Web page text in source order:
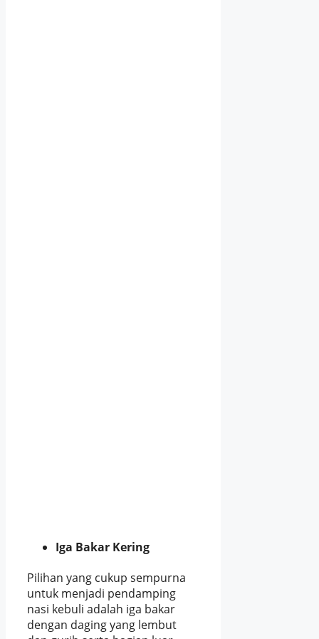
Iga Bakar Kering
Pilihan yang cukup sempurna
untuk menjadi pendamping
nasi kebuli adalah iga bakar
dengan daging yang lembut